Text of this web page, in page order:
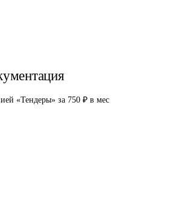
«Тендеры» за 750 ₽ в мес